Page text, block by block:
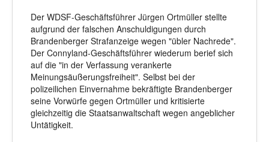
Der WDSF-Geschäftsführer Jürgen Ortmüller stellte
aufgrund der falschen Anschuldigungen durch
Brandenberger Strafanzeige wegen "übler Nachrede".
Der Connyland-Geschäftsführer wiederum berief sich
auf die "in der Verfassung verankerte
Meinungsäußerungsfreiheit". Selbst bei der
polizeilichen Einvernahme bekräftigte Brandenberger
seine Vorwürfe gegen Ortmüller und kritisierte
gleichzeitig die Staatsanwaltschaft wegen angeblicher
Untätigkeit.